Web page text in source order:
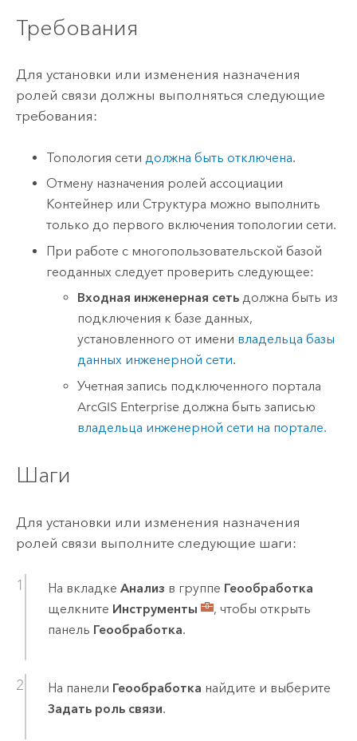
Требования
Для установки или изменения назначения
ролей связи должны выполняться следующие
требования:
Топология сети должна быть отключена.
Отмену назначения ролей ассоциации
Контейнер или Структура можно выполнить
только до первого включения топологии сети.
При работе с многопользовательской базой
геоданных следует проверить следующее:
Входная инженерная сеть должна быть из
подключения к базе данных,
установленного от имени владельца базы
данных инженерной сети.
Учетная запись подключенного портала
ArcGIS Enterprise должна быть записью
владельца инженерной сети на портале.
Шаги
Для установки или изменения назначения
ролей связи выполните следующие шаги:
На вкладке Анализ в группе Геообработка
щелкните Инструменты
, чтобы открыть
панель Геообработка.
На панели Геообработка найдите и выберите
Задать роль связи.